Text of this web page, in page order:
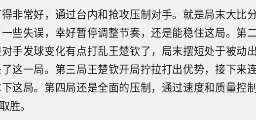
非常好，通过台内和抢攻压制对手。就是局末大比
些失误，幸好暂停调整节奏，还是能稳住这局。第
手发球变化有点打乱王楚钦了，局末摆短处于被动
这一局。第三局王楚钦开局拧拉打出优势，接下来
这局。第四局还是全面的压制，通过速度和质量控
胜。